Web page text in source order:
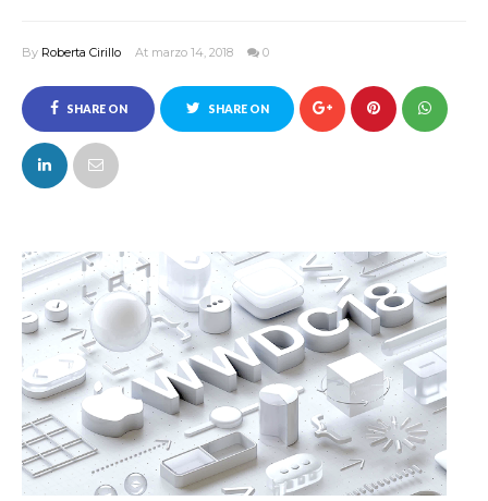
By Roberta Cirillo At marzo 14, 2018 0
SHARE ON
FACEBOOK
SHARE ON